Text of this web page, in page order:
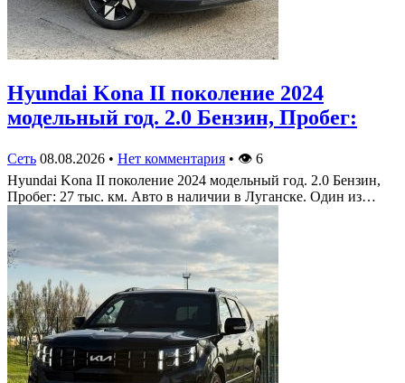
Hyundai Kona II поколение 2024
модельный год. 2.0 Бензин, Пробег:
Сеть 08.08.2026 • Нет комментария • 👁 6
Hyundai Kona II поколение 2024 модельный год. 2.0 Бензин,
Пробег: 27 тыс. км. Авто в наличии в Луганске. Один из…